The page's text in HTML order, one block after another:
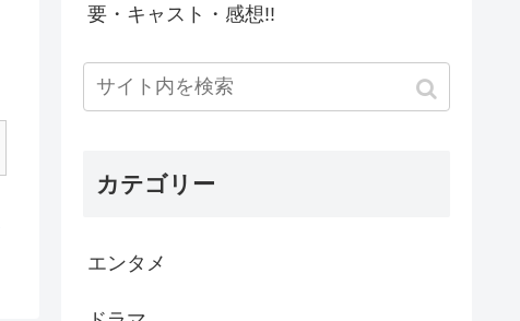
要・キャスト・感想!!
カテゴリー
エンタメ